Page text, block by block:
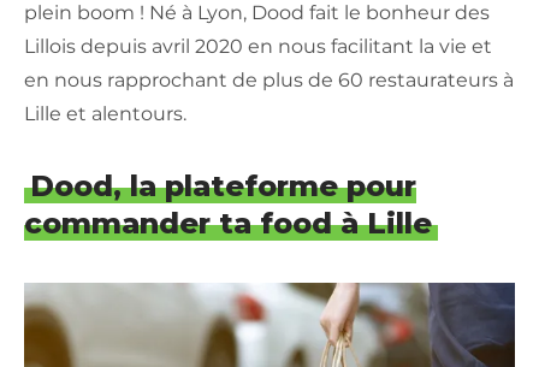
plein boom ! Né à Lyon, Dood fait le bonheur des
Lillois depuis avril 2020 en nous facilitant la vie et
en nous rapprochant de plus de 60 restaurateurs à
Lille et alentours.
Dood, la plateforme pour
commander ta food à Lille